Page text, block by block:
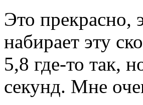
Это прекрасно,
набирает эту
5,8 где-то так,
секунд. Мне